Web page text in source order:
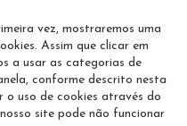
vez, mostraremos uma
Assim que clicar em
a usar as categorias de
conforme descrito nesta
o uso de cookies através do
site pode não funcionar